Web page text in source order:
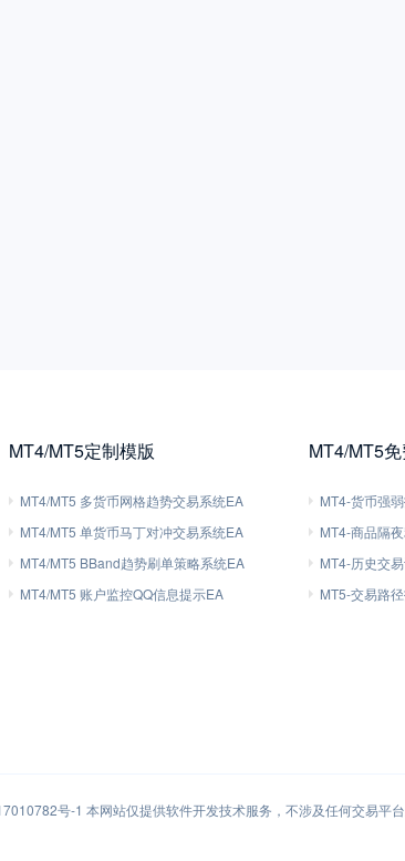
MT4/MT5定制模版
MT4/MT5 多货币网格趋势交易系统EA
MT4/MT5 单货币马丁对冲交易系统EA
MT4/MT5 BBand趋势刷单策略系统EA
MT4/MT5 账户监控QQ信息提示EA
MT4/MT5
MT4-货币强
MT4-商品隔
MT4-历史交
MT5-交易路
号-1 本网站仅提供软件开发技术服务，不涉及任何交易平